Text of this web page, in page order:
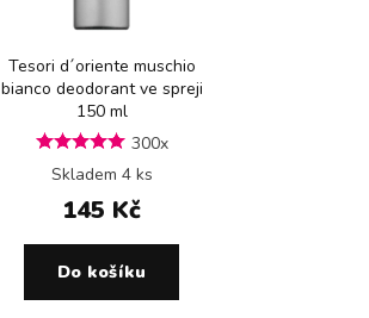
Tesori d´oriente muschio
bianco deodorant ve spreji
150 ml
300x
Skladem 4 ks
145 Kč
Do košíku